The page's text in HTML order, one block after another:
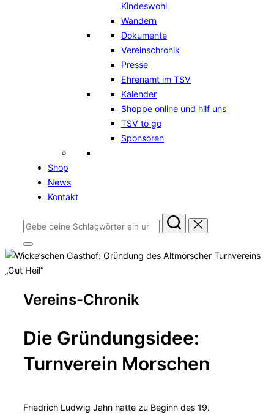
Kindeswohl
Wandern
Dokumente
Vereinschronik
Presse
Ehrenamt im TSV
Kalender
Shoppe online und hilf uns
TSV to go
Sponsoren
Shop
News
Kontakt
Suchen
nach:
Seitenleiste
&
Navigation
umschalten
Vereins-Chronik
Die Gründungsidee:
Turnverein Morschen
Friedrich Ludwig Jahn hatte zu Beginn des 19.